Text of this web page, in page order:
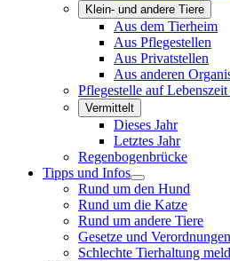
Klein- und andere Tiere
Aus dem Tierheim
Aus Pflegestellen
Aus Privatstellen
Aus anderen
Pflegestelle auf
Vermittelt
Dieses Jahr
Letztes Jahr
Regenbogenbrücke
Tipps und Infos
Rund um den Hund
Rund um die Katze
Rund um andere Tiere
Gesetze und Verordnungen
Schlechte Tierhaltung